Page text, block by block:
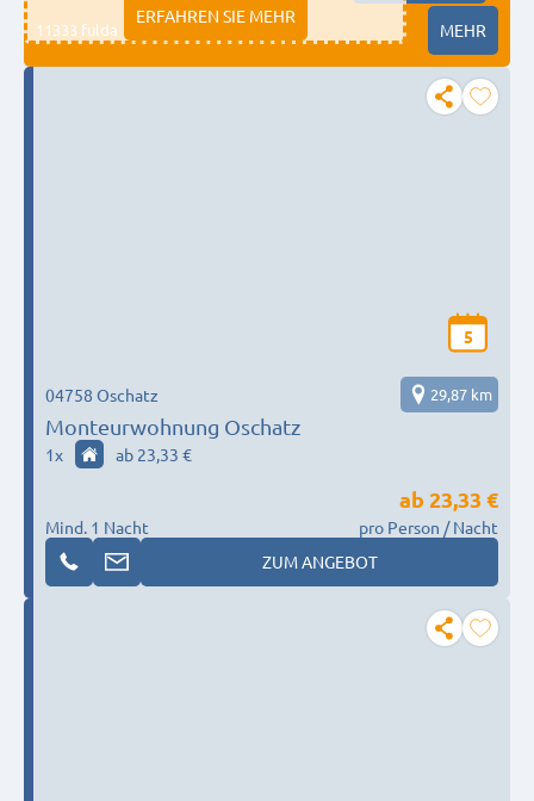
ERFAHREN SIE MEHR
11333 fulda MEHR
5
Monteurwohnung Oschatz
04758 Oschatz 29,87 km
1x ab 23,33 €
Mind. 1 Nacht
ab 23,33 €
pro Person / Nacht
ZUM ANGEBOT